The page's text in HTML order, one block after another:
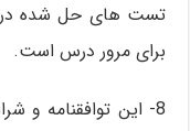
تست های حل شده در
برای مرور درس است.